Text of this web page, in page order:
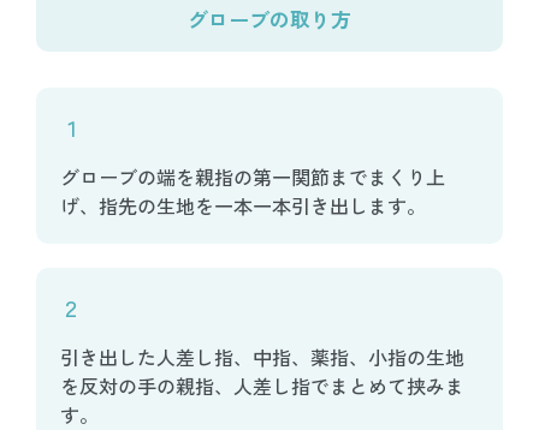
グローブの取り方
１
グローブの端を親指の第一関節までまくり上
げ、指先の生地を一本一本引き出します。
２
引き出した人差し指、中指、薬指、小指の生地
を反対の手の親指、人差し指でまとめて挟みま
す。